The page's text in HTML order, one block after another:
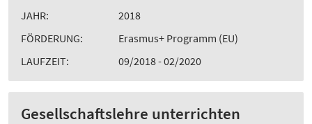
JAHR:
2018
FÖRDERUNG:
Erasmus+ Programm (EU)
LAUFZEIT:
09/2018 - 02/2020
Gesellschaftslehre unterrichten